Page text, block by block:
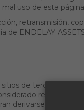
uso de esta
retransmisión,
de ENDELAY
de terceros.
derivarse.